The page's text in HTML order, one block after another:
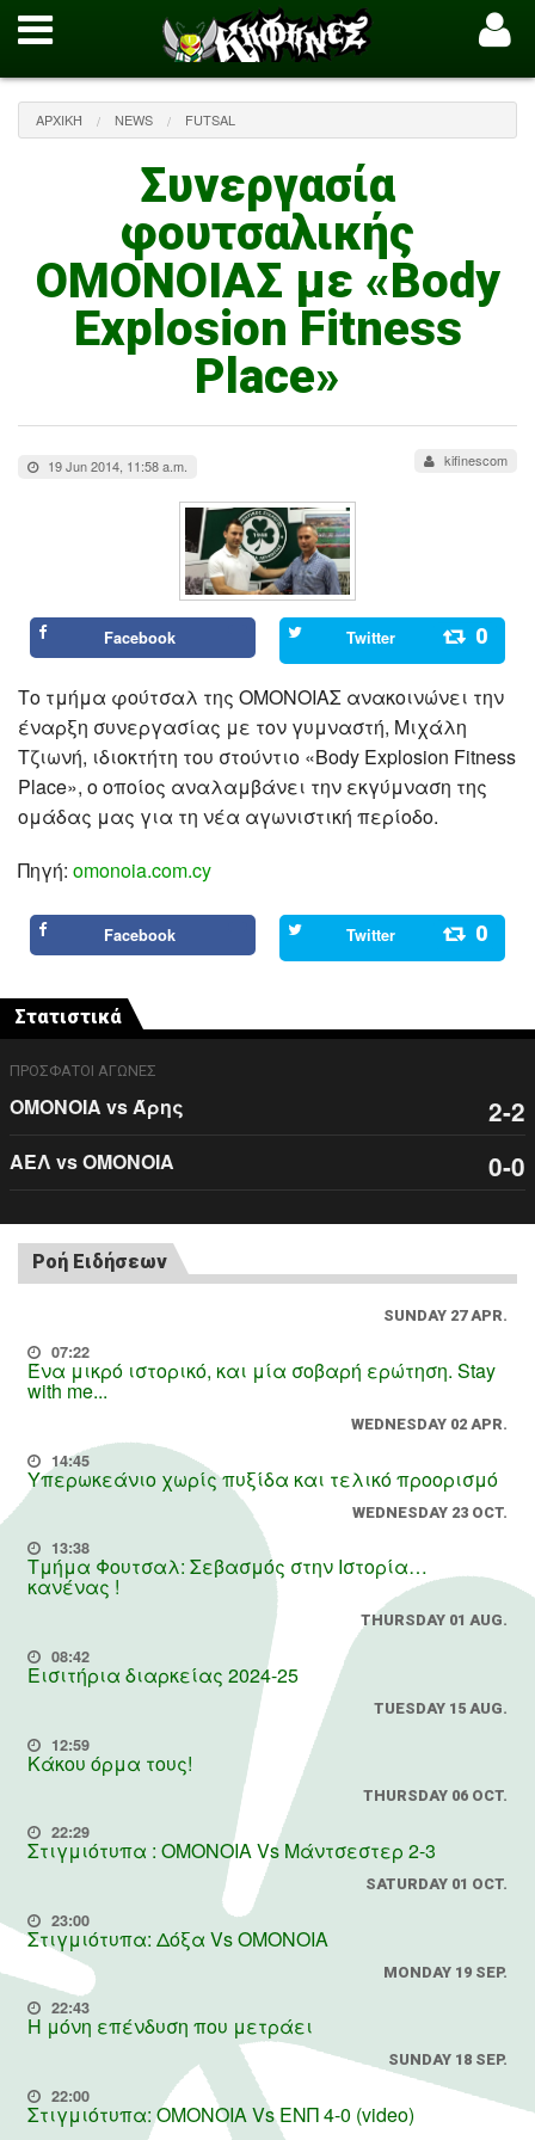
ΑΡΧΙΚΉ NEWS FUTSAL
Συνεργασία
φουτσαλικής
ΟΜΟΝΟΙΑΣ με «Body
Explosion Fitness
Place»
19 Jun 2014, 11:58 a.m. kifinescom
Facebook Twitter 0
Το τμήμα φούτσαλ της ΟΜΟΝΟΙΑΣ ανακοινώνει την
έναρξη συνεργασίας με τον γυμναστή, Μιχάλη
Τζιωνή, ιδιοκτήτη του στούντιο «Body Explosion Fitness
Place», ο οποίος αναλαμβάνει την εκγύμναση της
ομάδας μας για τη νέα αγωνιστική περίοδο.
Πηγή: omonoia.com.cy
Facebook Twitter 0
Στατιστικά
ΠΡΟΣΦΑΤΟΙ ΑΓΩΝΕΣ
ΟΜΟΝΟΙΑ vs Άρης 2-2
ΑΕΛ vs ΟΜΟΝΟΙΑ 0-0
Ροή Ειδήσεων
SUNDAY 27 APR.
07:22
Ένα μικρό ιστορικό, και μία σοβαρή ερώτηση. Stay
with me...
WEDNESDAY 02 APR.
14:45
Υπερωκεάνιο χωρίς πυξίδα και τελικό προορισμό
WEDNESDAY 23 OCT.
13:38
Τμήμα Φουτσαλ: Σεβασμός στην Ιστορία…
κανένας !
THURSDAY 01 AUG.
08:42
Εισιτήρια διαρκείας 2024-25
TUESDAY 15 AUG.
12:59
Κάκου όρμα τους!
THURSDAY 06 OCT.
22:29
Στιγμιότυπα : ΟΜΟΝΟΙΑ Vs Μάντσεστερ 2-3
SATURDAY 01 OCT.
23:00
Στιγμιότυπα: Δόξα Vs OMONOIA
MONDAY 19 SEP.
22:43
Η μόνη επένδυση που μετράει
SUNDAY 18 SEP.
22:00
Στιγμιότυπα: ΟΜΟΝΟΙΑ Vs ΕΝΠ 4-0 (video)